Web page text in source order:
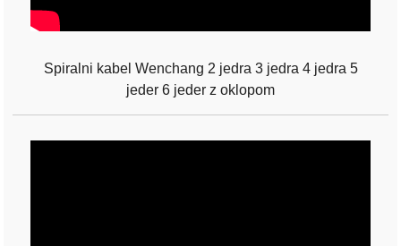
Spiralni kabel Wenchang 2 jedra 3 jedra 4 jedra 5
jeder 6 jeder z oklopom